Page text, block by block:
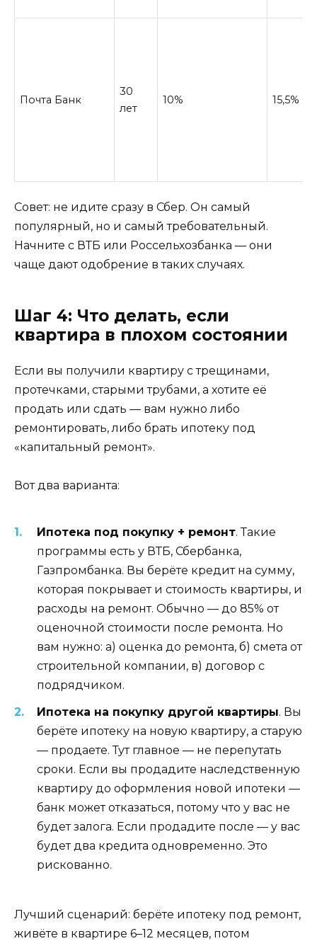
Почта Банк
30
лет
10% 15,5%
Совет: не идите сразу в Сбер. Он самый
популярный, но и самый требовательный.
Начните с ВТБ или Россельхозбанка — они
чаще дают одобрение в таких случаях.
Шаг 4: Что делать, если
квартира в плохом состоянии
Если вы получили квартиру с трещинами,
протечками, старыми трубами, а хотите её
продать или сдать — вам нужно либо
ремонтировать, либо брать ипотеку под
«капитальный ремонт».
Вот два варианта:
Ипотека под покупку + ремонт. Такие
программы есть у ВТБ, Сбербанка,
Газпромбанка. Вы берёте кредит на сумму,
которая покрывает и стоимость квартиры, и
расходы на ремонт. Обычно — до 85% от
оценочной стоимости после ремонта. Но
вам нужно: а) оценка до ремонта, б) смета от
строительной компании, в) договор с
подрядчиком.
Ипотека на покупку другой квартиры. Вы
берёте ипотеку на новую квартиру, а старую
— продаете. Тут главное — не перепутать
сроки. Если вы продадите наследственную
квартиру до оформления новой ипотеки —
банк может отказаться, потому что у вас не
будет залога. Если продадите после — у вас
будет два кредита одновременно. Это
рискованно.
Лучший сценарий: берёте ипотеку под ремонт,
живёте в квартире 6–12 месяцев, потом